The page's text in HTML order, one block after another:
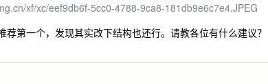
xf/xc/eef9db6f-5cc0-4788-9ca8-181db9e6c7e4.JPEG
第一个，发现其实改下结构也还行。请教各位有什么建议？